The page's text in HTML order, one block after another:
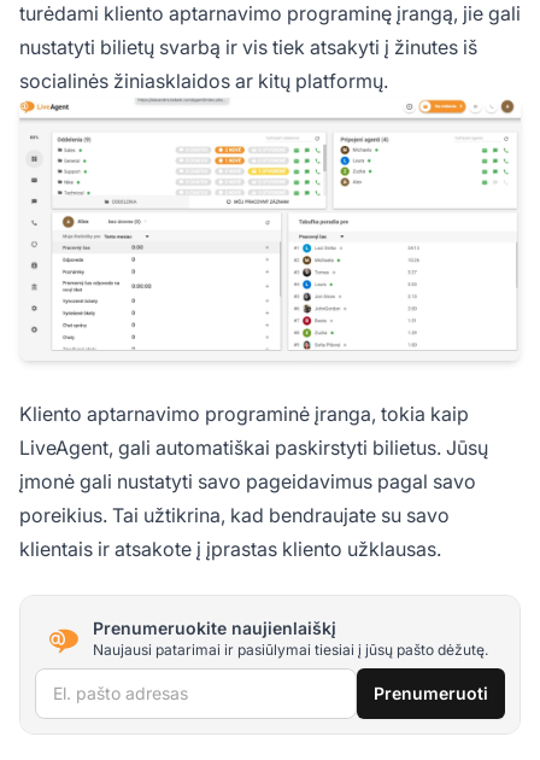
turėdami kliento aptarnavimo programinę įrangą, jie gali
nustatyti bilietų svarbą ir vis tiek atsakyti į žinutes iš
socialinės žiniasklaidos ar kitų platformų.
Kliento aptarnavimo programinė įranga, tokia kaip
LiveAgent, gali automatiškai paskirstyti bilietus. Jūsų
įmonė gali nustatyti savo pageidavimus pagal savo
poreikius. Tai užtikrina, kad bendraujate su savo
klientais ir atsakote į įprastas kliento užklausas.
Prenumeruokite naujienlaiškį
Naujausi patarimai ir pasiūlymai tiesiai į jūsų pašto dėžutę.
El. pašto adresas Prenumeruoti